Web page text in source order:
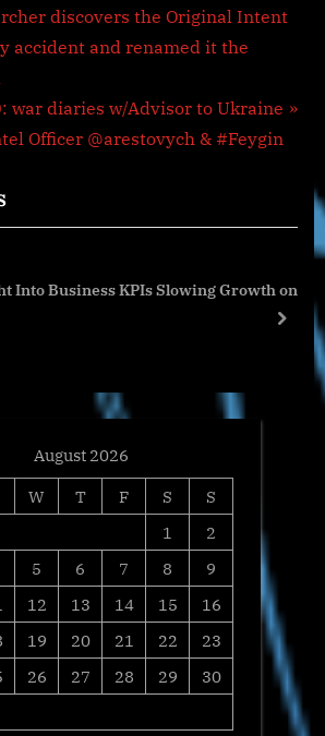
discovers the Original Intent
accident and renamed it the
war diaries w/Advisor to Ukraine
Officer @arestovych & #Feygin
Into Business KPIs Slowing Growth on
next
August 2026
W T F S
S
1
2
5 6 7 8
9
12 13 14 15
16
19 20 21 22
23
26 27 28 29
30